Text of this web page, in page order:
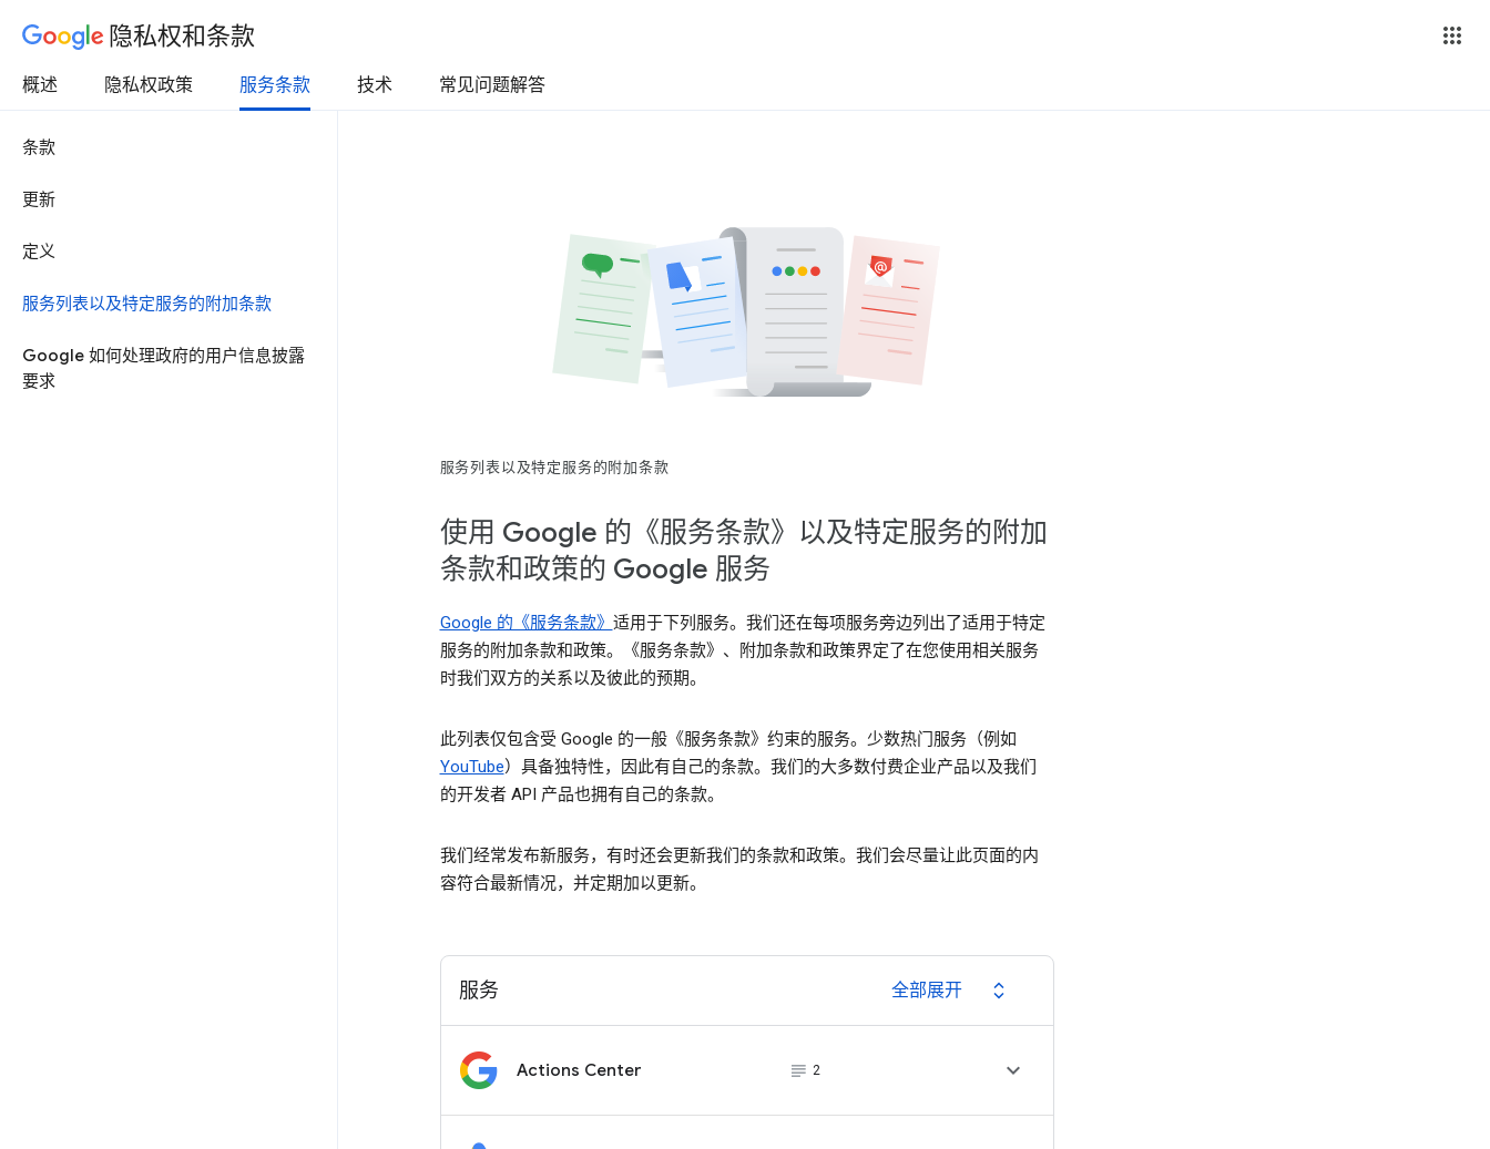
隐私权和条款
概述 隐私权政策 服务条款 技术 常见问题解答
条款
更新
定义
服务列表以及特定服务的附加条款
Google 如何处理政府的用户信息披露
要求
服务列表以及特定服务的附加条款
使用 Google 的《服务条款》以及特定服务的附加
条款和政策的 Google 服务
Google 的《服务条款》 适用于下列服务。我们还在每项服务旁边列出了适用于特定
服务的附加条款和政策。《服务条款》、附加条款和政策界定了在您使用相关服务
时我们双方的关系以及彼此的预期。
此列表仅包含受 Google 的一般《服务条款》约束的服务。少数热门服务（例如
YouTube）具备独特性，因此有自己的条款。我们的大多数付费企业产品以及我们
的开发者 API 产品也拥有自己的条款。
我们经常发布新服务，有时还会更新我们的条款和政策。我们会尽量让此页面的内
容符合最新情况，并定期加以更新。
服务 全部展开 expand_all
Actions Center subject_black
2 